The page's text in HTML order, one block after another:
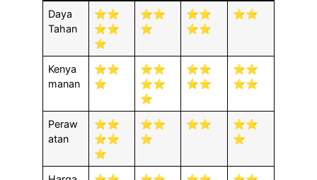
Daya
Tahan
⭐⭐
⭐⭐
⭐
⭐⭐
⭐
⭐⭐
⭐⭐
⭐⭐
Kenya
manan
⭐⭐
⭐
⭐⭐
⭐⭐
⭐
⭐⭐
⭐⭐
⭐⭐
⭐⭐
Peraw
atan
⭐⭐
⭐⭐
⭐
⭐⭐
⭐
⭐⭐
⭐⭐
⭐